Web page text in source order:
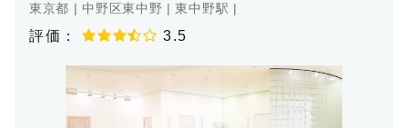
東京都 | 中野区東中野 | 東中野駅 |
評価： 3.5